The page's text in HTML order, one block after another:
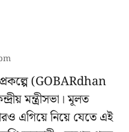
(GOBARdhan
মন্ত্রীসভা। মূলত
এগিয়ে নিয়ে যেতে এই